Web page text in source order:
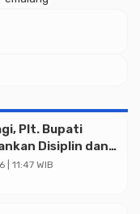
Plt. Bupati
Disiplin dan
Pelayanan
11:47 WIB